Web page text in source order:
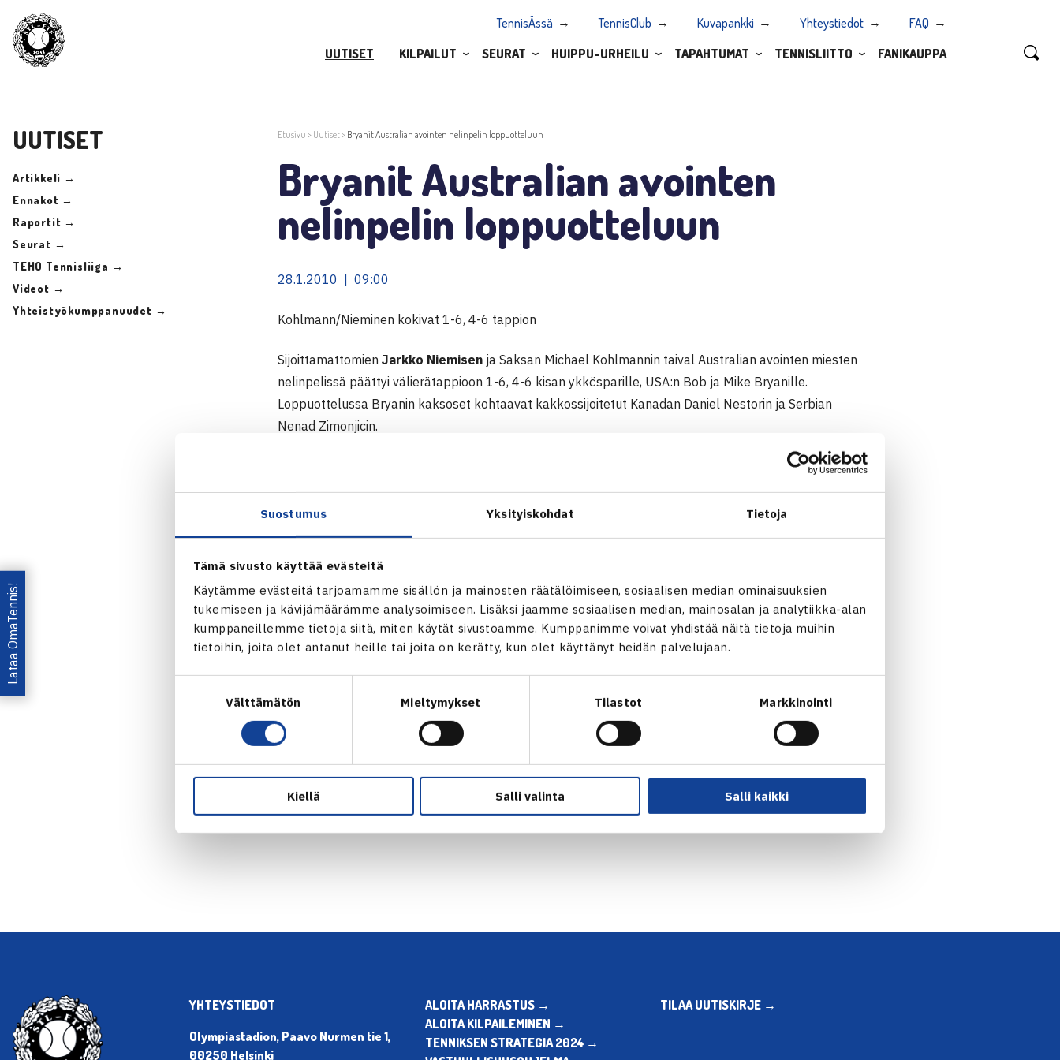
Suostumus Yksityiskohdat Tietoja
Tämä sivusto käyttää evästeitä
Käytämme evästeitä tarjoamamme sisällön ja mainosten räätälöimiseen, sosiaalisen median ominaisuuksien
tukemiseen ja kävijämäärämme analysoimiseen. Lisäksi jaamme sosiaalisen median, mainosalan ja analytiikka-alan
kumppaneillemme tietoja siitä, miten käytät sivustoamme. Kumppanimme voivat yhdistää näitä tietoja muihin
tietoihin, joita olet antanut heille tai joita on kerätty, kun olet käyttänyt heidän palvelujaan.
Välttämätön Mieltymykset Tilastot Markkinointi
Kiellä Salli valinta Salli kaikki
TennisÄssä TennisClub Kuvapankki Yhteystiedot
FAQ
UUTISET
KILPAILUT SEURAT HUIPPU-URHEILU TAPAHTUMAT TENNISLIITTO FANIKAUPPA
UUTISET
Artikkeli →
Ennakot →
Raportit →
Seurat →
TEHO Tennisliiga →
Videot →
Yhteistyökumppanuudet →
Etusivu > Uutiset> Bryanit Australian avointen nelinpelin loppuotteluun
Bryanit Australian avointen
nelinpelin loppuotteluun
28.1.2010 | 09:00
Kohlmann/Nieminen kokivat 1-6, 4-6 tappion
Sijoittamattomien Jarkko Niemisen ja Saksan Michael Kohlmannin taival Australian avointen miesten
nelinpelissä päättyi välierätappioon 1-6, 4-6 kisan ykkösparille, USA:n Bob ja Mike Bryanille.
Loppuottelussa Bryanin kaksoset kohtaavat kakkossijoitetut Kanadan Daniel Nestorin ja Serbian
Nenad Zimonjicin.
Jarkolle Grand Slam-turnauksen nelinpelin välieräpaikka oli uran ensimmäinen. Hän ja Kohlmann
Australian avointen Kaksinpelissä Jarkko koki tappion viidessä erässä toisella kierroksella Ranskan
Florent Serralle.
Jarkon seuraava turnaus on ATP250-kisa Johannesburgissa, Etelä-Afrikassa ensi viikolla. Turnauksen
kokonaispalkintosumma on 442.500$
ATP-turnaus Johannesburgissa
Australian avoimet
Jarkko Niemisen verkkosivut
Jaa:
Lataa OmaTennis!
YHTEYSTIEDOT
Olympiastadion, Paavo Nurmen tie 1,
00250 Helsinki
ALOITA HARRASTUS →
ALOITA KILPAILEMINEN →
TENNIKSEN STRATEGIA 2024 →
TILAA UUTISKIRJE →